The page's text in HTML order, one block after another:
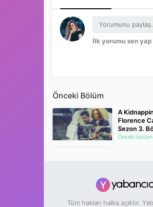
İlk yorumu sen yap
Önceki Bölüm
A
Florence
Sezon 3.
Önceki
Tüm hakları halka açıktır.